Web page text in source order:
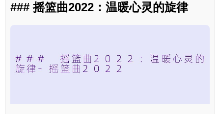
### 摇篮曲2022：温暖心灵的旋律